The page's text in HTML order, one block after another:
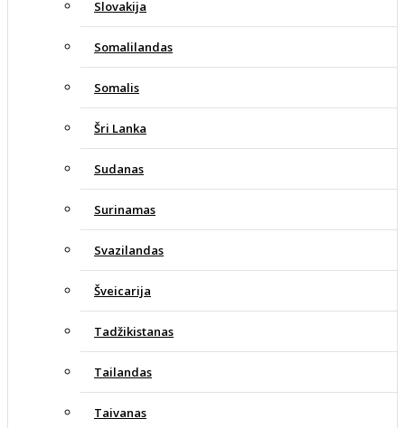
Slovakija
Somalilandas
Somalis
Šri Lanka
Sudanas
Surinamas
Svazilandas
Šveicarija
Tadžikistanas
Tailandas
Taivanas